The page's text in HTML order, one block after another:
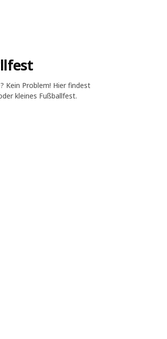
Kein Problem! Hier findest
kleines Fußballfest.